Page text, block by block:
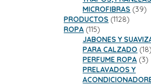
MICROFIBRAS 3939
PRODUCTOS 11281128
ROPA 115115
productos
JABONES Y
PARA CALZADO 1818
PERFUME ROPA 33
PRELAVADOS Y